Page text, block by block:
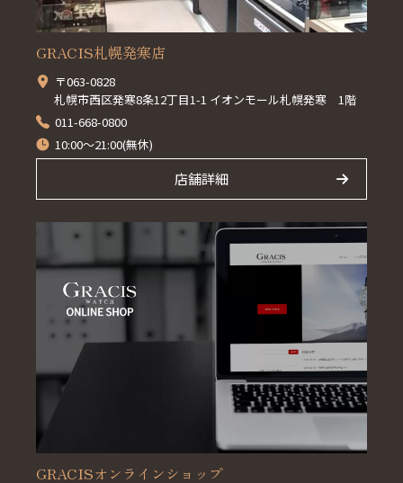
GRACIS札幌発寒店
〒063-0828
札幌市西区発寒8条12丁目1-1 イオンモール札幌発寒 1階
011-668-0800
10:00～21:00(無休)
店舗詳細
GRACISオンラインショップ